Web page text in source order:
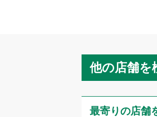
他の店舗を
最寄りの店舗